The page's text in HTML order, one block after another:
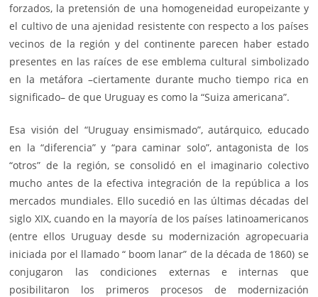
forzados, la pretensión de una homogeneidad europeizante y
el cultivo de una ajenidad resistente con respecto a los países
vecinos de la región y del continente parecen haber estado
presentes en las raíces de ese emblema cultural simbolizado
en la metáfora –ciertamente durante mucho tiempo rica en
significado– de que Uruguay es como la “Suiza americana”.
Esa visión del “Uruguay ensimismado”, autárquico, educado
en la “diferencia” y “para caminar solo”, antagonista de los
“otros” de la región, se consolidó en el imaginario colectivo
mucho antes de la efectiva integración de la república a los
mercados mundiales. Ello sucedió en las últimas décadas del
siglo XIX, cuando en la mayoría de los países latinoamericanos
(entre ellos Uruguay desde su modernización agropecuaria
iniciada por el llamado “ boom lanar” de la década de 1860) se
conjugaron las condiciones externas e internas que
posibilitaron los primeros procesos de modernización